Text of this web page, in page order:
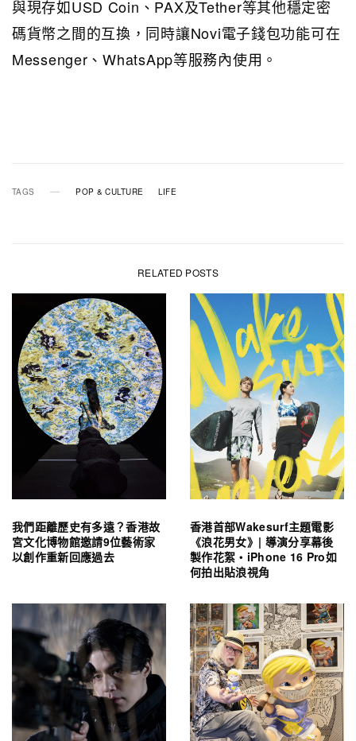
與現存如USD Coin、PAX及Tether等其他穩定密
碼貨幣之間的互換，同時讓Novi電子錢包功能可在
Messenger、WhatsApp等服務內使用。
TAGS POP & CULTURE LIFE
RELATED POSTS
我們距離歷史有多遠？香港故
宮文化博物館邀請9位藝術家
以創作重新回應過去
香港首部Wakesurf主題電影
《浪花男女》| 導演分享幕後
製作花絮・iPhone 16 Pro如
何拍出貼浪視角